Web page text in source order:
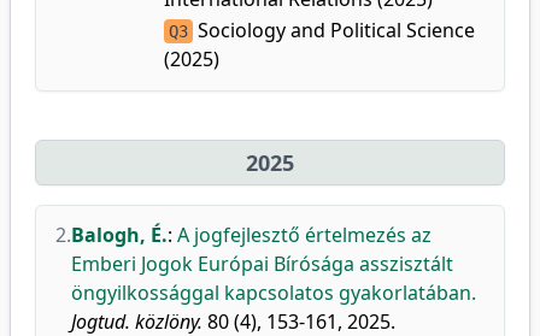
Q3 Sociology and Political Science
(2025)
2025
2.Balogh, É.: A jogfejlesztő értelmezés az
Emberi Jogok Európai Bírósága asszisztált
öngyilkossággal kapcsolatos gyakorlatában.
Jogtud. közlöny. 80 (4), 153-161, 2025.